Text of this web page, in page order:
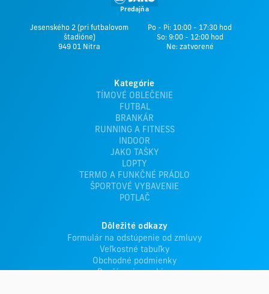
Predajňa
Jesenského 2 (pri futbalovom
štadióne)
949 01 Nitra
Po - Pi: 10:00 - 17:30 hod
So: 9:00 - 12:00 hod
Ne: zatvorené
Kategórie
TÍMOVÉ OBLEČENIE
FUTBAL
BRANKÁR
RUNNING A FITNESS
INDOOR
JAKO TAŠKY
LOPTY
TERMO A FUNKČNÉ PRÁDLO
ŠPORTOVÉ VYBAVENIE
POTLAČ
Dôležité odkazy
Formulár na odstúpenie od zmluvy
Veľkostné tabuľky
Obchodné podmienky
Používanie cookies